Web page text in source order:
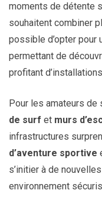
moments de détente
souhaitent combiner
possible d’opter pour
permettant de
profitant
Pour les amateurs
de surf et murs
infrastructures
d’aventure sportive
s’initier à de
environnement